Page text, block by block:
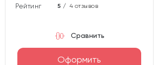
Рейтинг карты5 / 4 отзывов
Оформить
Сравнить